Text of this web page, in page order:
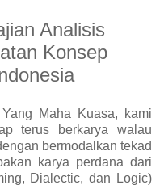
Analisis
Konsep
Maha Kuasa, kami
terus berkarya walau
bermodalkan tekad
karya perdana dari
Dialectic, dan Logic)